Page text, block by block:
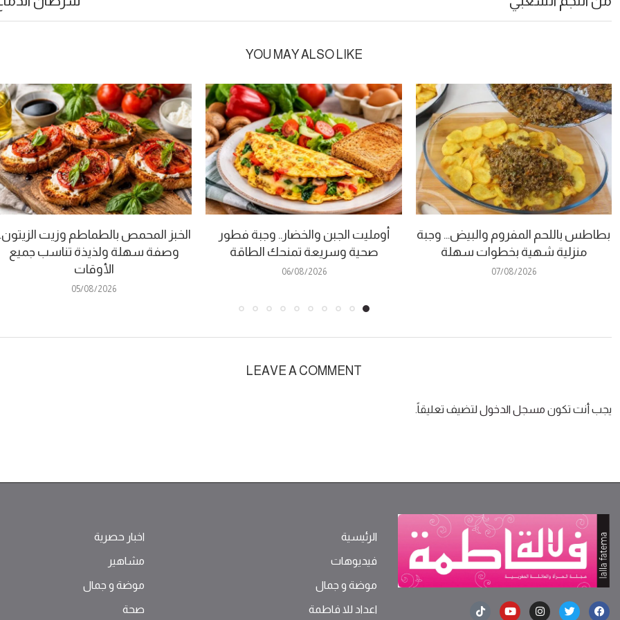
YOU MAY ALSO LIKE
بطاطس باللحم المفروم والبيض… وجبة
منزلية شهية بخطوات سهلة
07/08/2026
أومليت الجبن والخضار.. وجبة فطور
صحية وسريعة تمنحك الطاقة
06/08/2026
الخبز المحمص بالطماطم وزيت
وصفة سهلة ولذيذة تناسب جميع
الأوقات
05/08/2026
LEAVE A COMMENT
يجب أنت تكون مسجل الدخول لتضيف تعليقاً.
الرئيسية
فيديوهات
موضة ‫و‬ ‫‬‫جمال‬
اعداد للا فاطمة
اخبار حصرية
مشاهير
موضة ‫و‬ ‫‬‫جمال‬
صحة